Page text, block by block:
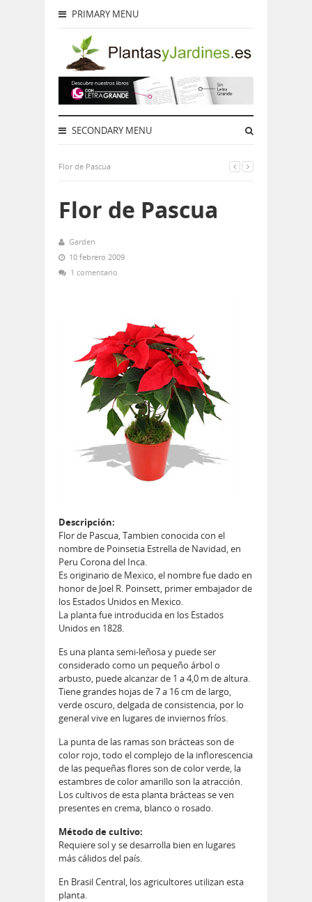
PRIMARY MENU
SECONDARY MENU
Flor de Pascua
Flor de Pascua
Garden
10 febrero 2009
1 comentario
Descripción:
Flor de Pascua, Tambien conocida con el
nombre de Poinsetia Estrella de Navidad, en
Peru Corona del Inca.
Es originario de Mexico, el nombre fue dado en
honor de Joel R. Poinsett, primer embajador de
los Estados Unidos en Mexico.
La planta fue introducida en los Estados
Unidos en 1828.
Es una planta semi-leñosa y puede ser
considerado como un pequeño árbol o
arbusto, puede alcanzar de 1 a 4,0 m de altura.
Tiene grandes hojas de 7 a 16 cm de largo,
verde oscuro, delgada de consistencia, por lo
general vive en lugares de inviernos fríos.
La punta de las ramas son brácteas son de
color rojo, todo el complejo de la inflorescencia
de las pequeñas flores son de color verde, la
estambres de color amarillo son la atracción.
Los cultivos de esta planta brácteas se ven
presentes en crema, blanco o rosado.
Método de cultivo:
Requiere sol y se desarrolla bien en lugares
más cálidos del país.
En Brasil Central, los agricultores utilizan esta
planta.